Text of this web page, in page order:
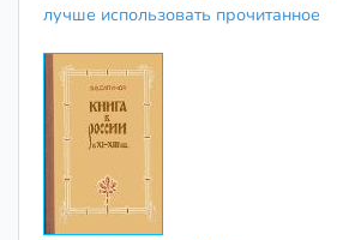
лучше использовать прочитанное